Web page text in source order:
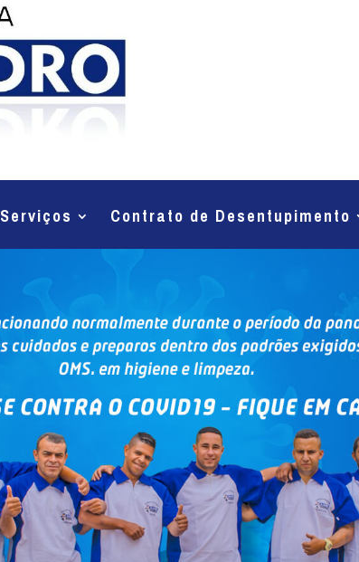
Serviços Contrato de Desentupimento